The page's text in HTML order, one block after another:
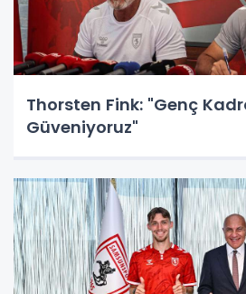
Thorsten Fink: "Genç
Güveniyoruz"